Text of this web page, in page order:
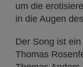
um die
in die Augen
Der Song ist
Thomas